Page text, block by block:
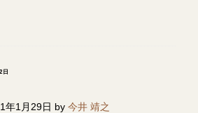
日
年1月29日 by 今井 靖之